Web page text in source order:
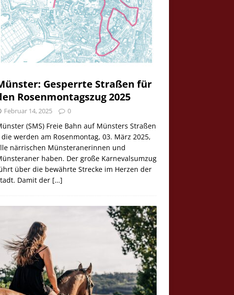
Gesperrte Straßen für
Rosenmontagszug 2025
Februar 14, 2025 0
(SMS) Freie Bahn auf Münsters Straßen
die werden am Rosenmontag, 03. März 2025,
närrischen Münsteranerinnen und
haben. Der große Karnevalsumzug
über die bewährte Strecke im Herzen der
Damit der […]